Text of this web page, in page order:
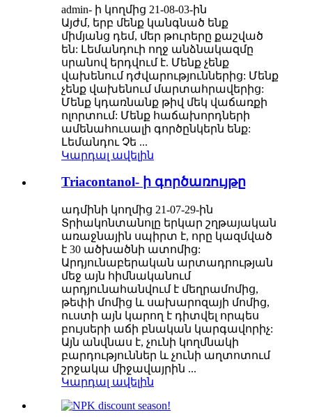
admin- ի կողմից 21-08-03-ին
Այժմ, երբ մենք կանգնած ենք
միմյանց դեմ, մեր թուրերը քաշված
են: Լեմանդուի ողջ անձնակազմը
սրանով երդվում է. Մենք չենք
վախենում դժվարություններից: Մենք
չենք վախենում մարտահրավերից:
Մենք կդառնանք թիվ մեկ վաճառքի
ոլորտում: Մենք հաճախորդների
ամենահուսալի գործընկերն ենք:
Լեմանդու Չե ...
Կարդալ ավելին
Triacontanol- ի գործառույթը
ադմինի կողմից 21-07-29-ին
Տրիակոնտանոլը երկար շղթայական
առաջնային սպիրտ է, որը կազմված
է 30 ածխածնի ատոմից:
Արդյունաբերական արտադրության
մեջ այն հիմնականում
արդյունահանվում է մեղրամոմից,
թեփի մոմից և սախարոզայի մոմից,
ուստի այն կարող է դիտվել որպես
բույսերի աճի բնական կարգավորիչ:
Այն անվնաս է, չունի կողմնակի
բարդություններ և չունի աղտոտում
շրջակա միջավայրին ...
Կարդալ ավելին